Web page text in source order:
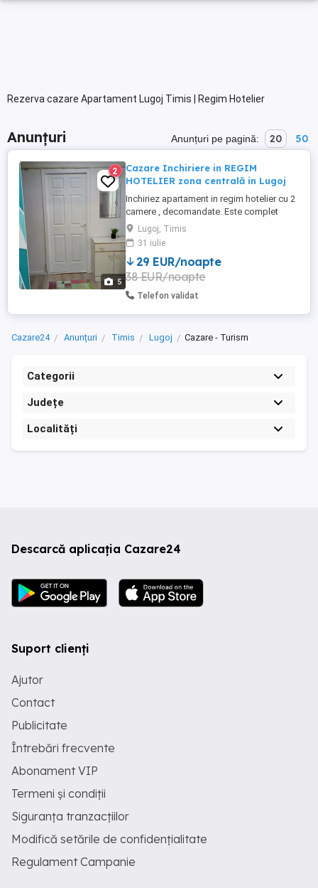
Rezerva cazare Apartament Lugoj Timis | Regim Hotelier
Anunțuri Anunțuri pe pagină: 20 50
5
2
Cazare Inchiriere in REGIM
HOTELIER zona centrală in Lugoj
Inchiriez apartament in regim hotelier cu 2
camere , decomandate. Este complet
mobilat și utilat. Se afla in zona
ultracentrala la 20 m de Universitatea
Draga. Are cablu TV și Wi-Fi, încălzirea se
face cu centrala pe gaz. Se închiriază la
maxim 6 persoane pe o perioada de
minim 3 nopti. PREȚUL ESTE ...
Lugoj, Timis
31 iulie
29 EUR/noapte
38 EUR/noapte
Telefon validat
Cazare24 Anunțuri Timis Lugoj Cazare - Turism
Categorii
Județe
Localități
Descarcă aplicația Cazare24
Suport clienți
Ajutor
Contact
Publicitate
Întrebări frecvente
Abonament VIP
Termeni și condiții
Siguranța tranzacțiilor
Modifică setările de confidențialitate
Regulament Campanie